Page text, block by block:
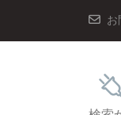
お
デ
ィ
ム
株